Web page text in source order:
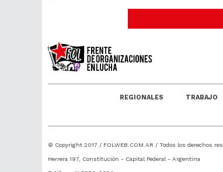
REGIONALES TRABAJO
© Copyright 2017 / FOLWEB.COM.AR / Todos los derechos
Herrera 197, Constitución - Capital Federal - Argentina